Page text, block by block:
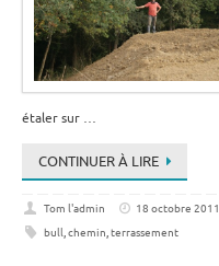
étaler sur …
CONTINUER À LIRE
Tom l'admin 18 octobre 2011
bull,chemin,terrassement